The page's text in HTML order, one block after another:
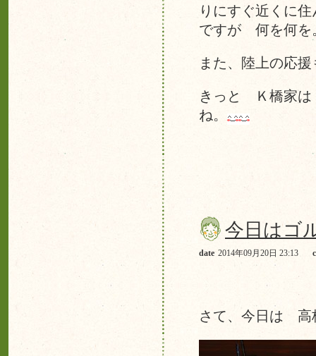
りにすぐ近くに
ですが 何を何
また、陸上の
きっと Ｋ橋家は
ね。
今日はゴ
date 2014年09月20日 23:13
さて、今日は 高